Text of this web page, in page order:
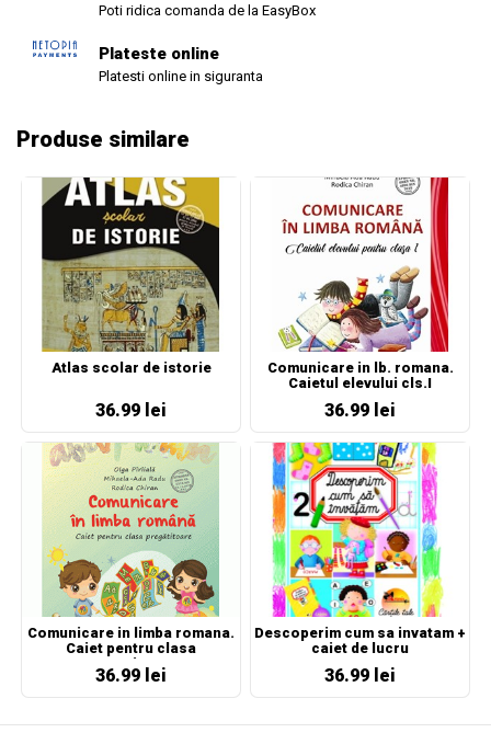
Poti ridica comanda de la EasyBox
Plateste online
Platesti online in siguranta
Produse similare
Atlas scolar de istorie
36.99 lei
Comunicare in lb. romana.
Caietul elevului cls.I
36.99 lei
Comunicare in limba romana.
Caiet pentru clasa
pregatitoare
36.99 lei
Descoperim cum sa invatam +
caiet de lucru
36.99 lei